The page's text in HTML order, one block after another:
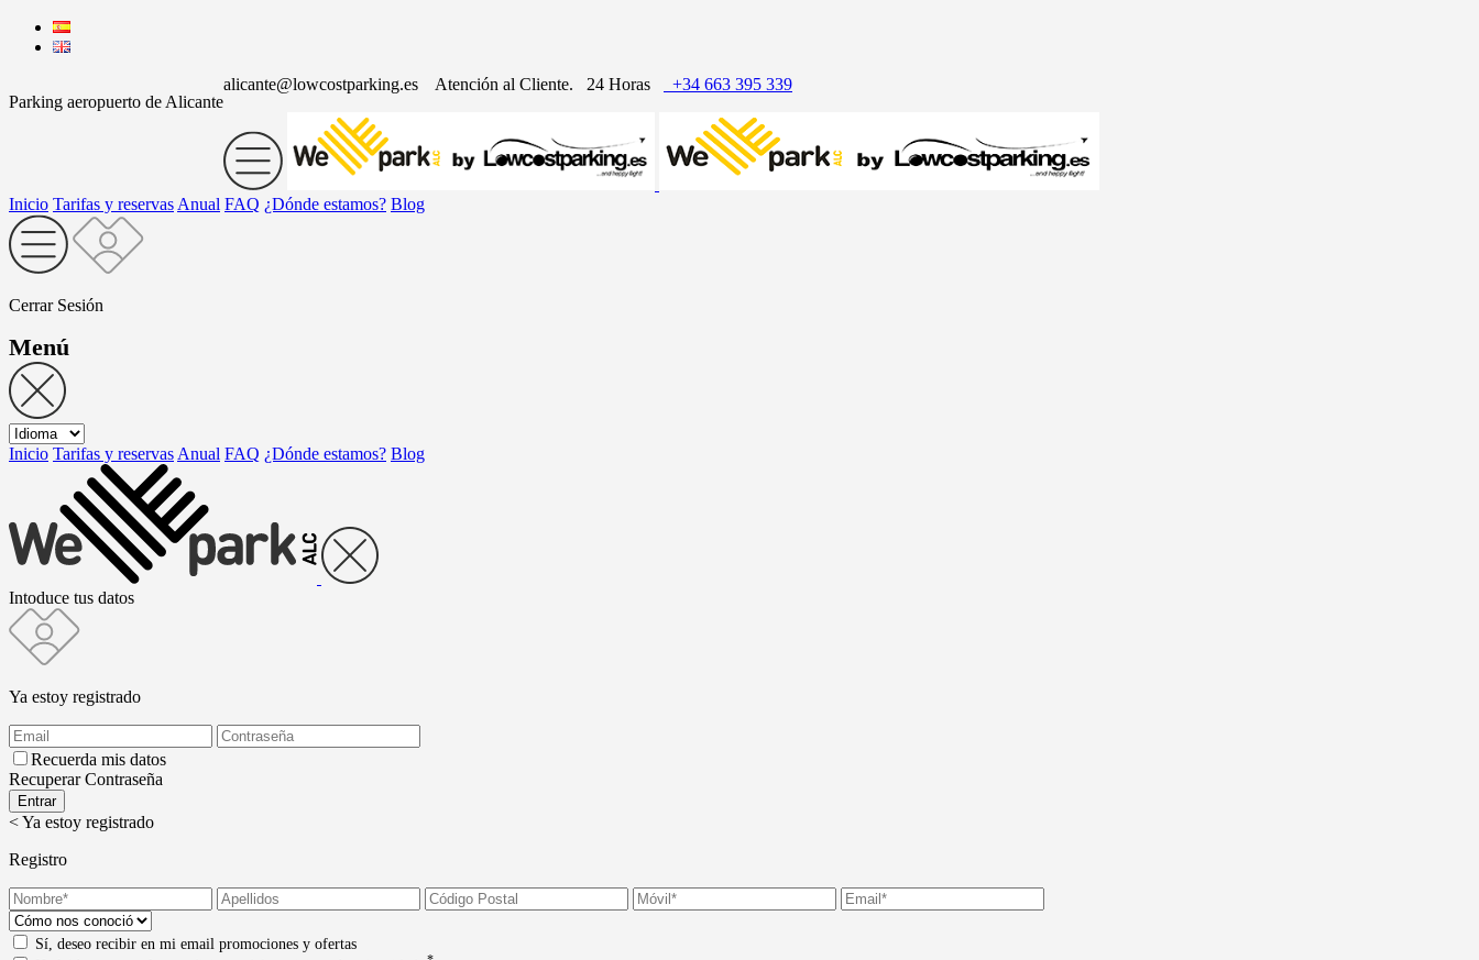
Parking aeropuerto de Alicante
alicante@lowcostparking.es Atención al Cliente. 24 Horas +34 663 395 339
Inicio Tarifas y reservas Anual FAQ ¿Dónde estamos? Blog
Cerrar Sesión
Menú
Inicio Tarifas y reservas Anual FAQ ¿Dónde estamos? Blog
Intoduce tus datos
Ya estoy registrado
Recuerda mis datos
Recuperar Contraseña
< Ya estoy registrado
Registro
Sí, deseo recibir en mi email promociones y ofertas